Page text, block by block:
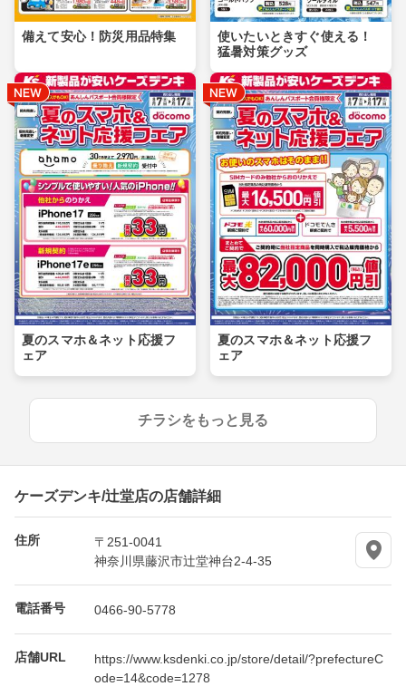
備えて安心！防災用品特集
使いたいときすぐ使える！
猛暑対策グッズ
夏のスマホ＆ネット応援フ
ェア
夏のスマホ＆ネット応援フ
ェア
チラシをもっと見る
ケーズデンキ/辻堂店の店舗詳細
住所
〒251-0041
神奈川県藤沢市辻堂神台2-4-35
電話番号 0466-90-5778
店舗URL
https://www.ksdenki.co.jp/store/detail/?prefectureC
ode=14&code=1278